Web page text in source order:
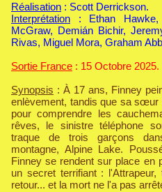
Réalisation : Scott Derrickson.
Interprétation : Ethan Hawke,
McGraw, Demián Bichir,
Rivas, Miguel Mora, Graham
Sortie France : 15 Octobre 2025.
Synopsis : À 17 ans, Finney
enlèvement, tandis que sa
pour comprendre les
rêves, le sinistre téléphone
traque de trois garçons
montagne, Alpine Lake.
Finney se rendent sur place en
un secret terrifiant :
retour... et la mort ne l'a pas